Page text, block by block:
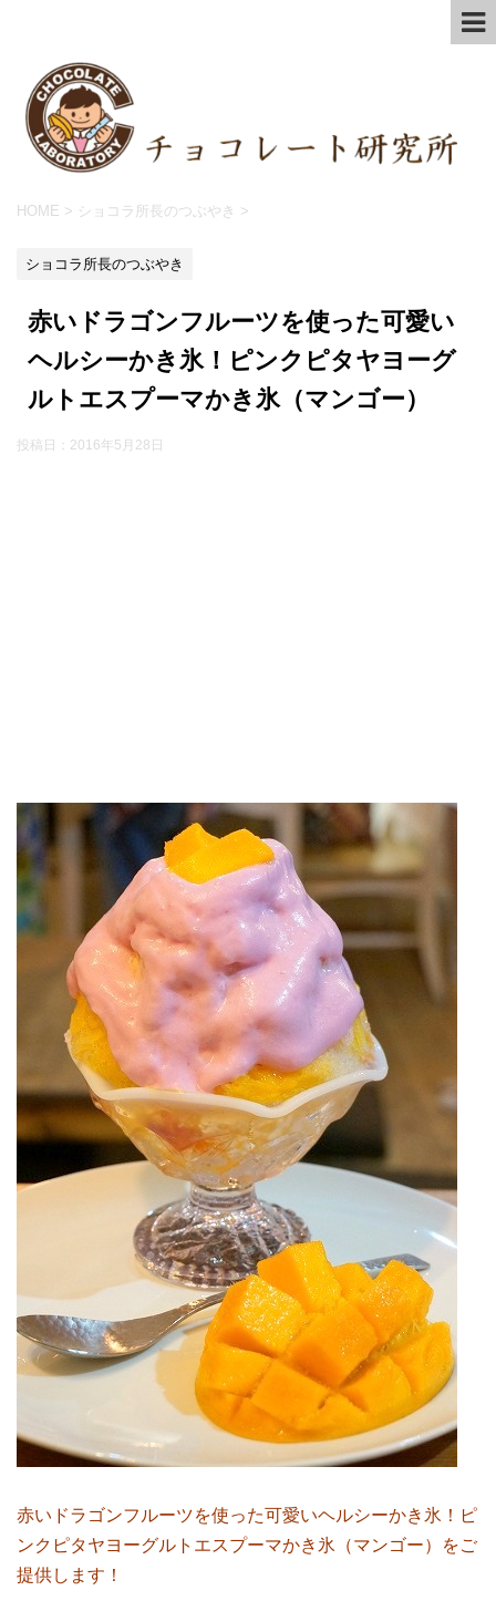
HOME > ショコラ所長のつぶやき >
ショコラ所長のつぶやき
赤いドラゴンフルーツを使った可愛い
ヘルシーかき氷！ピンクピタヤヨーグ
ルトエスプーマかき氷（マンゴー）
投稿日： 2016年5月28日
赤いドラゴンフルーツを使った可愛いヘルシーかき氷！ピ
ンクピタヤヨーグルトエスプーマかき氷（マンゴー）をご
提供します！